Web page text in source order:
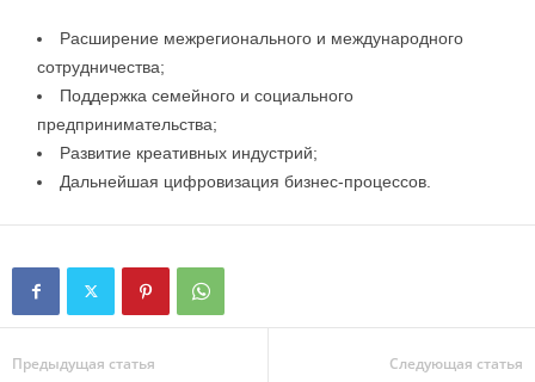
Расширение межрегионального и международного
сотрудничества;
Поддержка семейного и социального
предпринимательства;
Развитие креативных индустрий;
Дальнейшая цифровизация бизнес-процессов.
Предыдущая статья Следующая статья